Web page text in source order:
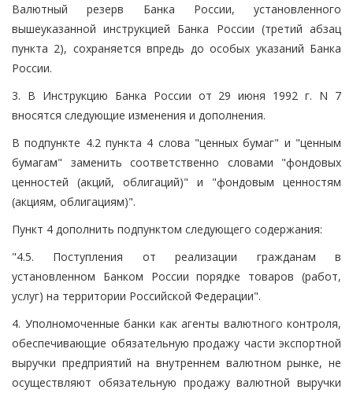
Валютный резерв Банка России, установленного
вышеуказанной инструкцией Банка России (третий абзац
пункта 2), сохраняется впредь до особых указаний Банка
России.
3. В Инструкцию Банка России от 29 июня 1992 г. N 7
вносятся следующие изменения и дополнения.
В подпункте 4.2 пункта 4 слова "ценных бумаг" и "ценным
бумагам" заменить соответственно словами "фондовых
ценностей (акций, облигаций)" и "фондовым ценностям
(акциям, облигациям)".
Пункт 4 дополнить подпунктом следующего содержания:
"4.5. Поступления от реализации гражданам в
установленном Банком России порядке товаров (работ,
услуг) на территории Российской Федерации".
4. Уполномоченные банки как агенты валютного контроля,
обеспечивающие обязательную продажу части экспортной
выручки предприятий на внутреннем валютном рынке, не
осуществляют обязательную продажу валютной выручки